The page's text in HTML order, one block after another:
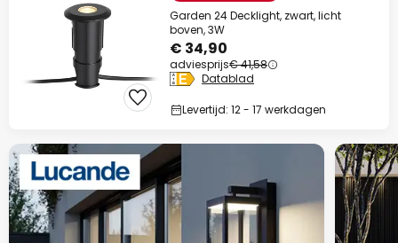
Garden 24 Decklight, zwart, licht
boven, 3W
€ 34,90
adviesprijs€ 41,58
Datablad
Levertijd: 12 - 17 werkdagen